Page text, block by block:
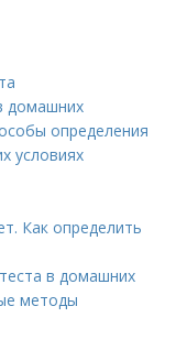
домашних
определения
условиях
Как определить
в домашних
методы